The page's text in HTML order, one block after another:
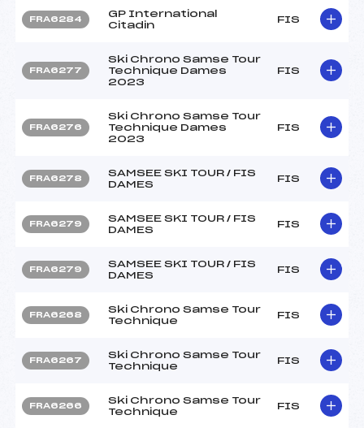
FRA6284
GP International
Citadin
FIS
FRA6277
Ski Chrono Samse Tour
Technique Dames
2023
FIS
FRA6276
Ski Chrono Samse Tour
Technique Dames
2023
FIS
FRA6278
SAMSEE SKI TOUR / FIS
DAMES
FIS
FRA6279
SAMSEE SKI TOUR / FIS
DAMES
FIS
FRA6279
SAMSEE SKI TOUR / FIS
DAMES
FIS
FRA6268
Ski Chrono Samse Tour
Technique
FIS
FRA6267
Ski Chrono Samse Tour
Technique
FIS
FRA6266
Ski Chrono Samse Tour
Technique
FIS